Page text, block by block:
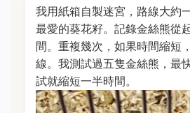
我用紙箱自製迷宮，路線大約
最愛的葵花籽。記錄金絲熊從
間。重複幾次，如果時間縮短
線。我測試過五隻金絲熊，最
試就縮短一半時間。